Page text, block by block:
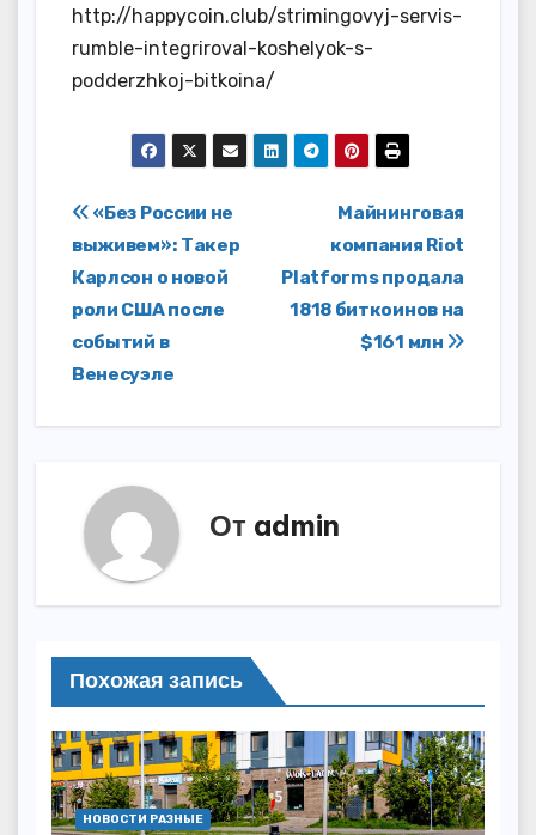
http://happycoin.club/strimingovyj-servis-
rumble-integriroval-koshelyok-s-
podderzhkoj-bitkoina/
Навигация
по
записям
Майнинговая
компания Riot
Platforms продала
1818 биткоинов на
$161 млн
«Без России не
выживем»: Такер
Карлсон о новой
роли США после
событий в
Венесуэле
От admin
Похожая запись
НОВОСТИ РАЗНЫЕ